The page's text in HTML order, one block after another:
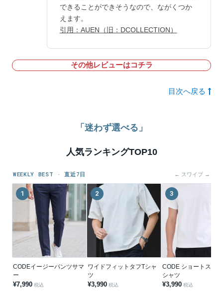
できることができそうなので、ながくつか
えます。
引用：AUEN（旧：DCOLLECTION）
その他レビューはコチラ
目次へ戻る
「迷わず選べる」
人気ランキングTOP10
WEEKLY BEST · 直近7日 ← スワイプ →
1
CODEイージーパンツサマ
ー
¥7,990 税込
2
ワイドフィットタフTシャ
ツ
¥3,990 税込
3
CODE ショートスリ
シャツ
¥3,990 税込